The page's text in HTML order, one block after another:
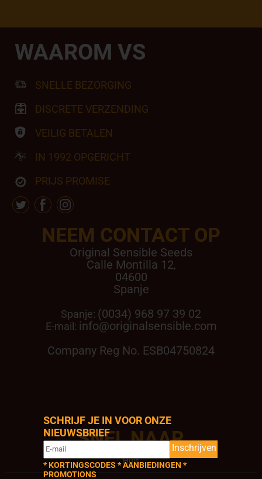
SNEL NAAR
Huis
NEEM CONTACT OP
Original Sensible Seeds
Calle Montilla 12,
04600
Spanje
Spanje: (0034) 968 97 39 02
E-mail: info@originalsensible.com
Company Reg No. ESB04750824
WAAROM VS
SNELLE BEZORGING
DISCRETE VERZENDING
VEILIG BETALEN
IN 1992 OPGERICHT
PRIJS PROMISE
SCHRIJF JE IN VOOR ONZE
NIEUWSBRIEF
Inschrijven
* KORTINGSCODES * AANBIEDINGEN *
PROMOTIONS